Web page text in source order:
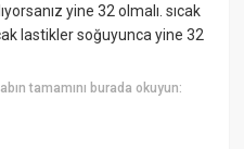
yine 32 olmalı. sıcak
lastikler soğuyunca yine 32
tamamını burada okuyun: